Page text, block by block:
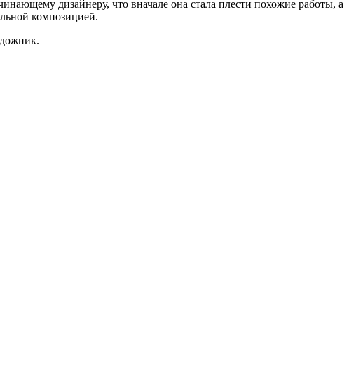
дизайнеру, что вначале она стала плести похожие работы, а
композицией.